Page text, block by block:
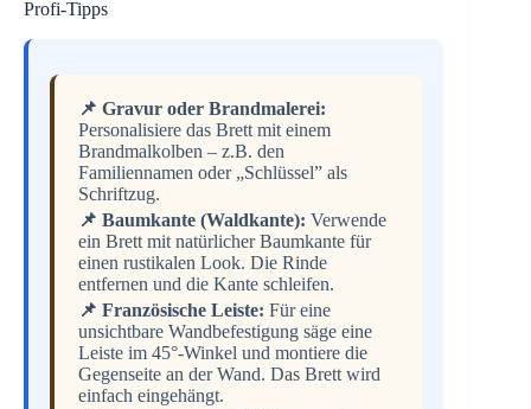
Profi-Tipps
📌 Gravur oder Brandmalerei:
Personalisiere das Brett mit einem
Brandmalkolben – z.B. den
Familiennamen oder „Schlüssel” als
Schriftzug.
📌 Baumkante (Waldkante): Verwende
ein Brett mit natürlicher Baumkante für
einen rustikalen Look. Die Rinde
entfernen und die Kante schleifen.
📌 Französische Leiste: Für eine
unsichtbare Wandbefestigung säge eine
Leiste im 45°-Winkel und montiere die
Gegenseite an der Wand. Das Brett wird
einfach eingehängt.